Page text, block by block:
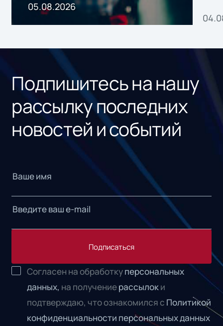
05.08.2026
Подпишитесь на нашу
рассылку последних
новостей и событий
Подписаться
Согласен на обработкуперсональных
данных, на получениерассылоки
подтверждаю, что ознакомился с Политикой
конфиденциальности персональных данных